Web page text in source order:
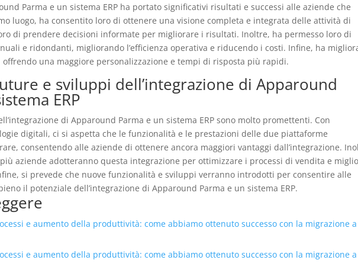
Parma e un sistema ERP ha portato significativi risultati e successi alle aziende che
luogo, ha consentito loro di ottenere una visione completa e integrata delle attività di
di prendere decisioni informate per migliorare i risultati. Inoltre, ha permesso loro di
e ridondanti, migliorando l’efficienza operativa e riducendo i costi. Infine, ha
offrendo una maggiore personalizzazione e tempi di risposta più rapidi.
e sviluppi dell’integrazione di Apparound
ERP
di Apparound Parma e un sistema ERP sono molto promettenti. Con
digitali, ci si aspetta che le funzionalità e le prestazioni delle due piattaforme
consentendo alle aziende di ottenere ancora maggiori vantaggi dall’integrazione.
aziende adotteranno questa integrazione per ottimizzare i processi di vendita e
si prevede che nuove funzionalità e sviluppi verranno introdotti per consentire alle
il potenziale dell’integrazione di Apparound Parma e un sistema ERP.
e aumento della produttività: come abbiamo ottenuto successo con la migrazione
e aumento della produttività: come abbiamo ottenuto successo con la migrazione